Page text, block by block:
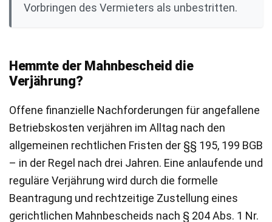
Vorbringen des Vermieters als unbestritten.
Hemmte der Mahnbescheid die
Verjährung?
Offene finanzielle Nachforderungen für angefallene
Betriebskosten verjähren im Alltag nach den
allgemeinen rechtlichen Fristen der §§ 195, 199 BGB
– in der Regel nach drei Jahren. Eine anlaufende und
reguläre Verjährung wird durch die formelle
Beantragung und rechtzeitige Zustellung eines
gerichtlichen Mahnbescheids nach § 204 Abs. 1 Nr.